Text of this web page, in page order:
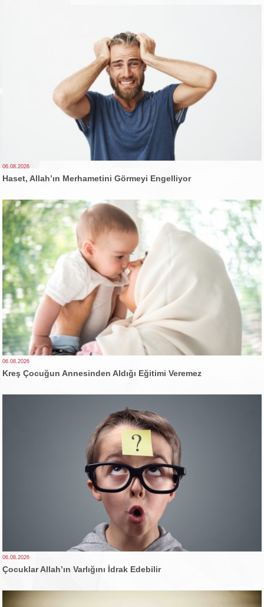
06.08.2026
Haset, Allah’ın Merhametini Görmeyi Engelliyor
06.08.2026
Kreş Çocuğun Annesinden Aldığı Eğitimi Veremez
06.08.2026
Çocuklar Allah’ın Varlığını İdrak Edebilir